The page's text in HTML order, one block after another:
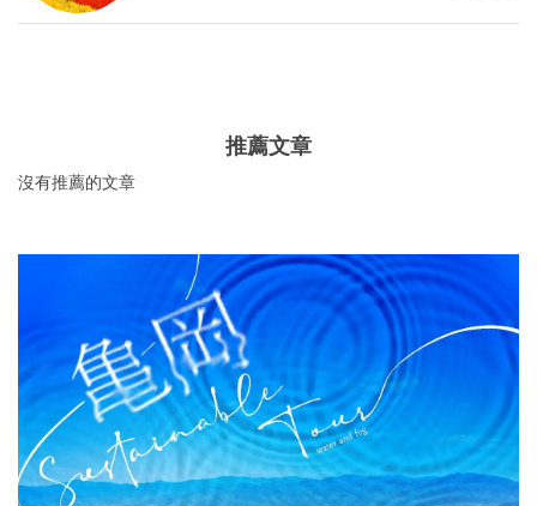
推薦文章
沒有推薦的文章